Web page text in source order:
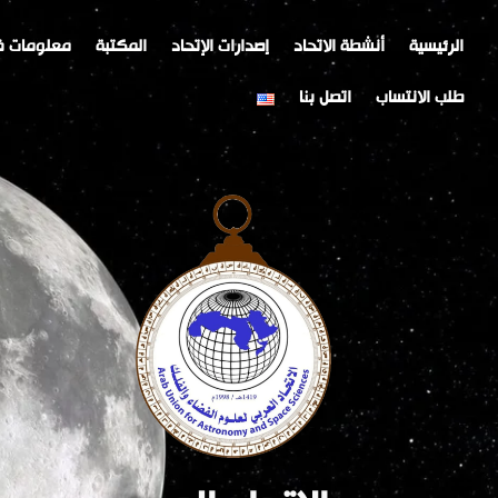
تخطي
إلى
المحتوى
الرئيسية أنشطة الاتحاد إصدارات الإتحاد المكتبة معلومات
طلب الانتساب
اتصل بنا
Post
navigation